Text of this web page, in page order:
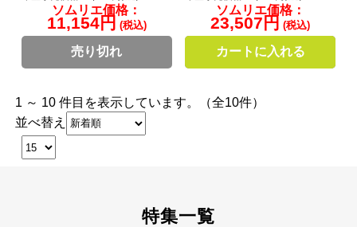
ソムリエ価格：
11,154円 (税込)
売り切れ
ソムリエ価格：
23,507円 (税込)
カートに入れる
1 ～ 10 件目を表示しています。（全10件）
並べ替え
特集一覧